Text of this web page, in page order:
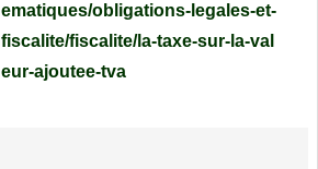
ematiques/obligations-legales-et-
fiscalite/fiscalite/la-taxe-sur-la-val
eur-ajoutee-tva